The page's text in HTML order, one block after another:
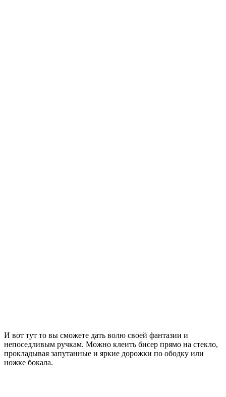
И вот тут то вы сможете дать волю своей фантазии и
непоседливым ручкам. Можно клеить бисер прямо на стекло,
прокладывая запутанные и яркие дорожки по ободку или
ножке бокала.